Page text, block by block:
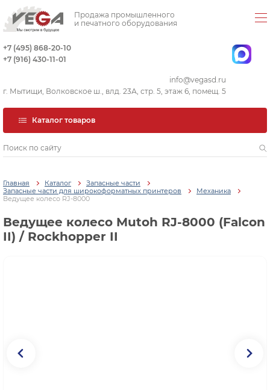
Продажа промышленного
и печатного оборудования
+7 (495) 868-20-10
+7 (916) 430-11-01
info@vegasd.ru
г. Мытищи, Волковское ш., влд. 23А, стр. 5, этаж 6, помещ. 5
Каталог товаров
Главная Каталог
Запасные части
Запасные части для широкоформатных принтеров
Механика
Ведущее колесо RJ-8000
Ведущее колесо Mutoh RJ-8000 (Falcon
II) / Rockhopper II